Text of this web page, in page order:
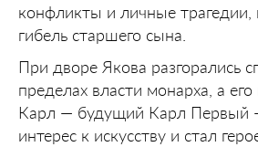
конфликты и личные трагедии,
гибель старшего сына.
При дворе Якова разгорались
пределах власти монарха, а
Карл — будущий Карл Первый
интерес к искусству и стал